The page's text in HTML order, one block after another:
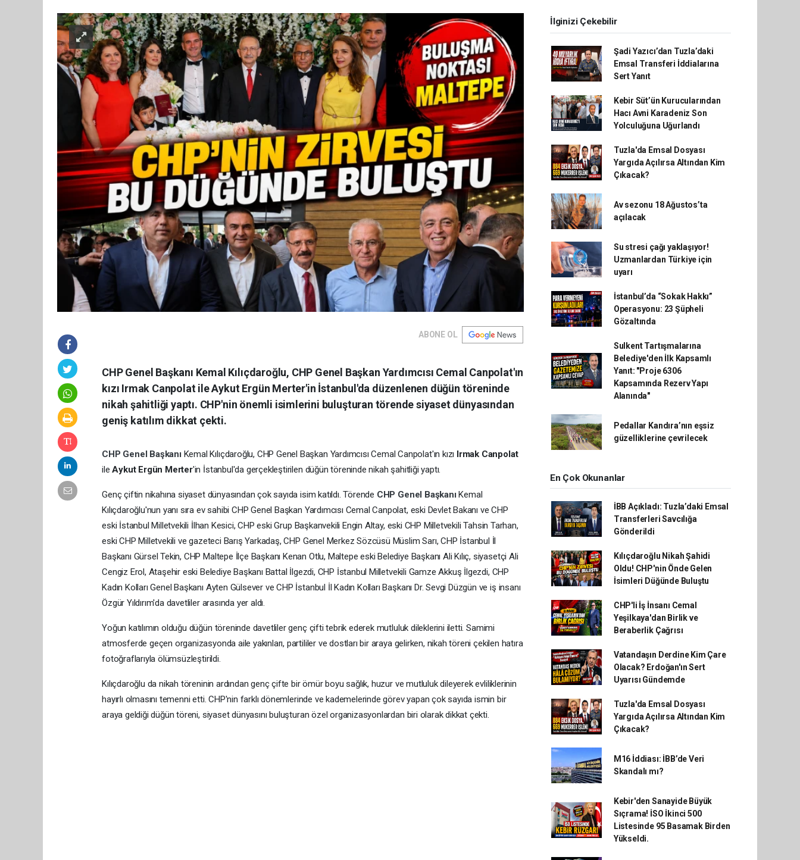
ABONE OL
CHP Genel Başkanı Kemal Kılıçdaroğlu, CHP Genel Başkan Yardımcısı Cemal Canpolat'ın
kızı Irmak Canpolat ile Aykut Ergün Merter'in İstanbul'da düzenlenen düğün töreninde
nikah şahitliği yaptı. CHP'nin önemli isimlerini buluşturan törende siyaset dünyasından
geniş katılım dikkat çekti.
CHP Genel Başkanı Kemal Kılıçdaroğlu, CHP Genel Başkan Yardımcısı Cemal Canpolat'ın kızı Irmak Canpolat
ileAykut Ergün Merter'in İstanbul'da gerçekleştirilen düğün töreninde nikah şahitliği yaptı.
Genç çiftin nikahına siyaset dünyasından çok sayıda isim katıldı. Törende CHP Genel BaşkanıKemal
Kılıçdaroğlu'nun yanı sıra ev sahibi CHP Genel Başkan Yardımcısı Cemal Canpolat, eski Devlet Bakanı ve CHP
eski İstanbul Milletvekili İlhan Kesici, CHP eski Grup Başkanvekili Engin Altay, eski CHP Milletvekili Tahsin Tarhan,
eski CHP Milletvekili ve gazeteci Barış Yarkadaş, CHP Genel Merkez Sözcüsü Müslim Sarı, CHP İstanbul İl
Başkanı Gürsel Tekin, CHP Maltepe İlçe Başkanı Kenan Otlu, Maltepe eski Belediye Başkanı Ali Kılıç, siyasetçi Ali
Cengiz Erol, Ataşehir eski Belediye Başkanı Battal İlgezdi, CHP İstanbul Milletvekili Gamze Akkuş İlgezdi, CHP
Kadın Kolları Genel Başkanı Ayten Gülsever ve CHP İstanbul İl Kadın Kolları Başkanı Dr. Sevgi Düzgün ve iş insanı
Özgür Yıldırım'da davetliler arasında yer aldı.
Yoğun katılımın olduğu düğün töreninde davetliler genç çifti tebrik ederek mutluluk dileklerini iletti. Samimi
atmosferde geçen organizasyonda aile yakınları, partililer ve dostları bir araya gelirken, nikah töreni çekilen hatıra
fotoğraflarıyla ölümsüzleştirildi.
Kılıçdaroğlu da nikah töreninin ardından genç çifte bir ömür boyu sağlık, huzur ve mutluluk dileyerek evliliklerinin
hayırlı olmasını temenni etti. CHP'nin farklı dönemlerinde ve kademelerinde görev yapan çok sayıda ismin bir
araya geldiği düğün töreni, siyaset dünyasını buluşturan özel organizasyonlardan biri olarak dikkat çekti.
İlginizi Çekebilir
Şadi Yazıcı’dan Tuzla’daki
Emsal Transferi İddialarına
Sert Yanıt
Kebir Süt’ün Kurucularından
Hacı Avni Karadeniz Son
Yolculuğuna Uğurlandı
Tuzla'da Emsal Dosyası
Yargıda Açılırsa Altından Kim
Çıkacak?
Av sezonu 18 Ağustos’ta
açılacak
Su stresi çağı yaklaşıyor!
Uzmanlardan Türkiye için
uyarı
İstanbul’da “Sokak Hakkı”
Operasyonu: 23 Şüpheli
Gözaltında
Sulkent Tartışmalarına
Belediye'den İlk Kapsamlı
Yanıt: "Proje 6306
Kapsamında Rezerv Yapı
Alanında"
Pedallar Kandıra’nın eşsiz
güzelliklerine çevrilecek
En Çok Okunanlar
İBB Açıkladı: Tuzla’daki Emsal
Transferleri Savcılığa
Gönderildi
Kılıçdaroğlu Nikah Şahidi
Oldu! CHP'nin Önde Gelen
İsimleri Düğünde Buluştu
CHP'li İş İnsanı Cemal
Yeşilkaya'dan Birlik ve
Beraberlik Çağrısı
Vatandaşın Derdine Kim Çare
Olacak? Erdoğan'ın Sert
Uyarısı Gündemde
Tuzla'da Emsal Dosyası
Yargıda Açılırsa Altından Kim
Çıkacak?
M16 İddiası: İBB’de Veri
Skandalı mı?
Kebir'den Sanayide Büyük
Sıçrama! İSO İkinci 500
Listesinde 95 Basamak Birden
Yükseldi.